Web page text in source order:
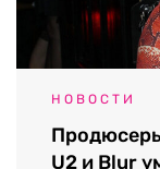
НОВОСТИ
U2 и Blur